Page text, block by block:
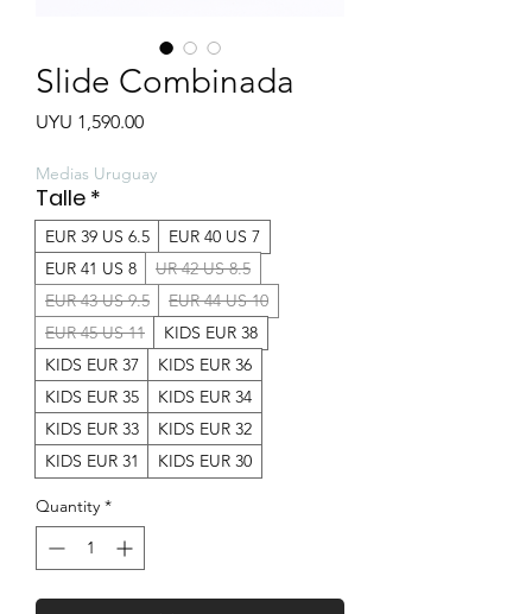
Slide Combinada
UYU 1,590.00Price
Medias Uruguay
Talle *
EUR 39 US 6.5
EUR 40 US 7
EUR 41 US 8
UR 42 US 8.5
EUR 43 US 9.5
EUR 44 US 10
EUR 45 US 11
KIDS EUR 38
KIDS EUR 37
KIDS EUR 36
KIDS EUR 35
KIDS EUR 34
KIDS EUR 33
KIDS EUR 32
KIDS EUR 31
KIDS EUR 30
Quantity *